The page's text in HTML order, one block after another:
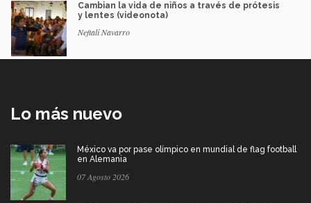
Cambian la vida de niños a través de prótesis
y lentes (videonota)
Neftalí Navarro
Lo más nuevo
México va por pase olímpico en mundial de flag football
en Alemania
07 Agosto 2026